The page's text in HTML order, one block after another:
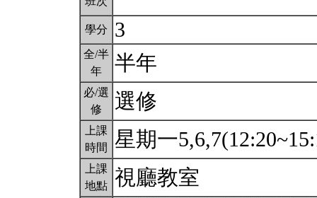
學分 3
全/半
年
半年
必/選
修
選修
上課
時間
星期一
上課
地點 視廳教室